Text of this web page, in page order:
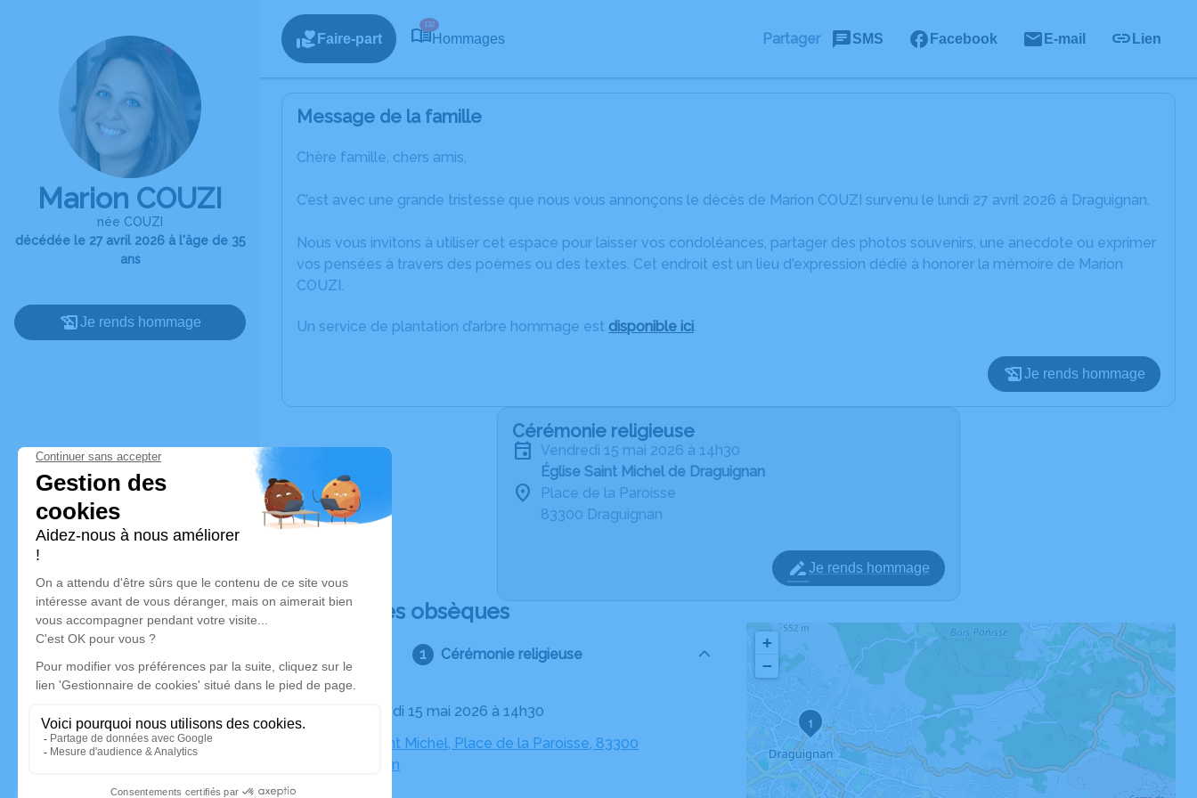
Marion COUZI
née COUZI
décédée le 27 avril 2026 à l'âge de 35
ans
Je rends hommage
Faire-part
132
Hommages Partager SMS Facebook E-mail Lien
Message de la famille
Chère famille, chers amis,
C’est avec une grande tristesse que nous vous annonçons le décès de Marion COUZI survenu le lundi 27 avril 2026 à Draguignan.
Nous vous invitons à utiliser cet espace pour laisser vos condoléances, partager des photos souvenirs, une anecdote ou exprimer
vos pensées à travers des poèmes ou des textes. Cet endroit est un lieu d'expression dédié à honorer la mémoire de Marion
COUZI.
Un service de plantation d’arbre hommage est disponible ici.
Je rends hommage
Cérémonie religieuse
vendredi 15 mai 2026 à 14h30
Église Saint Michel de Draguignan
Place de la Paroisse
83300 Draguignan
Je rends hommage
Déroulé des obsèques
Cérémonie religieuse
Le vendredi 15 mai 2026 à 14h30
Église Saint Michel, Place de la Paroisse, 83300
Draguignan
1
+
−